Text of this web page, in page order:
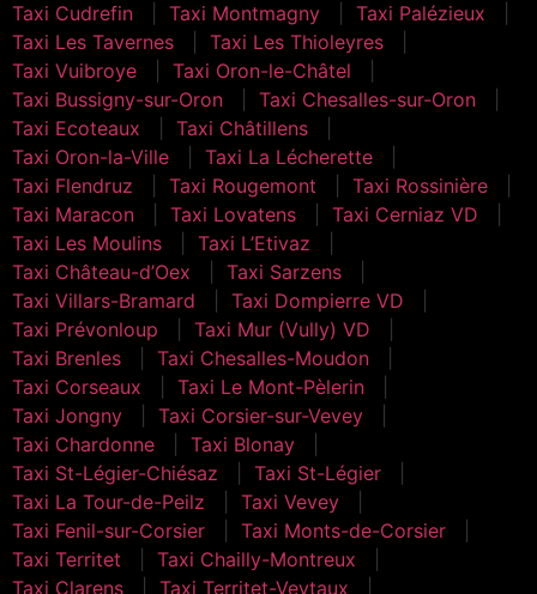
Taxi Cudrefin
Taxi Montmagny
Taxi Palézieux
Taxi Les Tavernes
Taxi Les Thioleyres
Taxi Vuibroye
Taxi Oron-le-Châtel
Taxi Bussigny-sur-Oron
Taxi Chesalles-sur-Oron
Taxi Ecoteaux
Taxi Châtillens
Taxi Oron-la-Ville
Taxi La Lécherette
Taxi Flendruz
Taxi Rougemont
Taxi Rossinière
Taxi Maracon
Taxi Lovatens
Taxi Cerniaz VD
Taxi Les Moulins
Taxi L’Etivaz
Taxi Château-d’Oex
Taxi Sarzens
Taxi Villars-Bramard
Taxi Dompierre VD
Taxi Prévonloup
Taxi Mur (Vully) VD
Taxi Brenles
Taxi Chesalles-Moudon
Taxi Corseaux
Taxi Le Mont-Pèlerin
Taxi Jongny
Taxi Corsier-sur-Vevey
Taxi Chardonne
Taxi Blonay
Taxi St-Légier-Chiésaz
Taxi St-Légier
Taxi La Tour-de-Peilz
Taxi Vevey
Taxi Fenil-sur-Corsier
Taxi Monts-de-Corsier
Taxi Territet
Taxi Chailly-Montreux
Taxi Clarens
Taxi Territet-Veytaux